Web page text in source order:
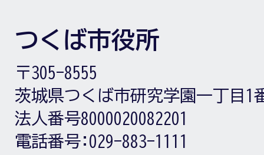
つくば市役所
〒305-8555
茨城県つくば市研究学園一丁目1
法人番号8000020082201
電話番号: 029-883-1111